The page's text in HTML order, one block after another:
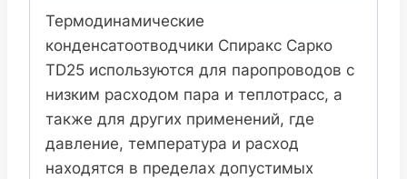
量
Термодинамические
конденсатоотводчики Спиракс Сарко
TD25 используются для паропроводов с
низким расходом пара и теплотрасс, а
также для других применений, где
давление, температура и расход
находятся в пределах допустимых